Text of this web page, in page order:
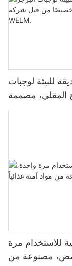
للبيئة لوجبات
المقلي، مصممة
للاستخدام مرة
مصنوعة من